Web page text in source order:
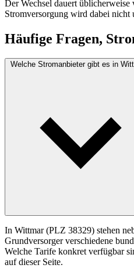
Der Wechsel dauert üblicherweise
Stromversorgung wird dabei nicht
Häufige Fragen,
Welche Stromanbieter gibt es in
In Wittmar (PLZ 38329) stehen
Grundversorger verschiedene
Welche Tarife konkret verfügbar
auf dieser Seite.